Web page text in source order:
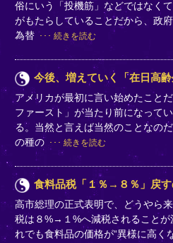
俗にいう「投機筋」などではなく
がもたらしていることだから、政
為替
続きを読む
今後、増えていく「在日高
アメリカが最初に言い始めたこと
ファースト」が当たり前になって
る。当然と言えば当然のことなの
の種の
続きを読む
食料品税「１％→８％」戻
高市総理の正式表明で、どうやら
税は８%→１%へ減税されること
れでも食料品の価格が“異様に高く